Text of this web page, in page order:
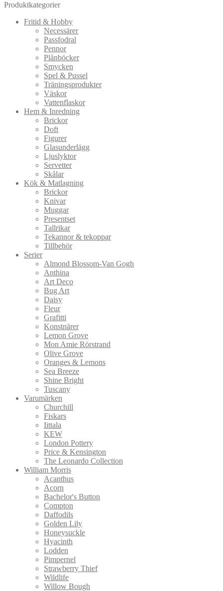
Produktkategorier
Fritid & Hobby
Necessärer
Passfodral
Pennor
Plånböcker
Smycken
Spel & Pussel
Träningsprodukter
Väskor
Vattenflaskor
Hem & Inredning
Brickor
Doft
Figurer
Glasunderlägg
Ljuslyktor
Servetter
Skålar
Kök & Matlagning
Brickor
Knivar
Muggar
Presentset
Tallrikar
Tekannor & tekoppar
Tillbehör
Serier
Almond Blossom-Van Gogh
Anthina
Art Deco
Bug Art
Daisy
Fleur
Grafitti
Konstnärer
Lemon Grove
Mon Amie Rörstrand
Olive Grove
Oranges & Lemons
Sea Breeze
Shine Bright
Tuscany
Varumärken
Churchill
Fiskars
Iittala
KEW
London Pottery
Price & Kensington
The Leonardo Collection
William Morris
Acanthus
Acorn
Bachelor's Button
Compton
Daffodils
Golden Lily
Honeysuckle
Hyacinth
Lodden
Pimpernel
Strawberry Thief
Wildlife
Willow Bough